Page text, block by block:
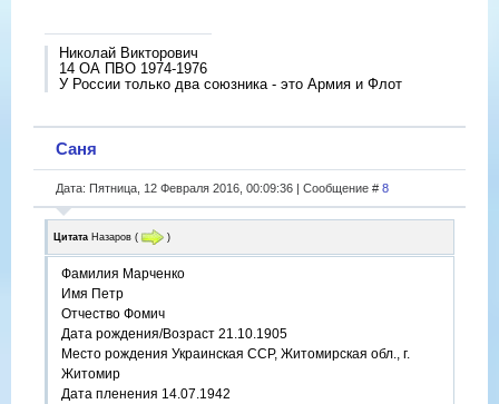
Николай Викторович
14 ОА ПВО 1974-1976
У России только два союзника - это Армия и Флот
Саня
Дата: Пятница, 12 Февраля 2016, 00:09:36 | Сообщение # 8
Цитата Назаров ( )
Фамилия Марченко
Имя Петр
Отчество Фомич
Дата рождения/Возраст 21.10.1905
Место рождения Украинская ССР, Житомирская обл., г.
Житомир
Дата пленения 14.07.1942